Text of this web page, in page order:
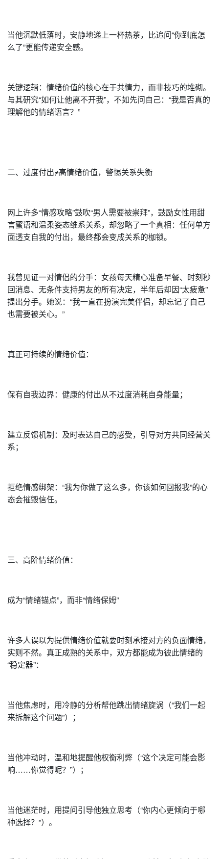
当他沉默低落时，安静地递上一杯热茶，比追问“你到底怎
么了”更能传递安全感。
关键逻辑：情绪价值的核心在于共情力，而非技巧的堆砌。
与其研究“如何让他离不开我”，不如先问自己：“我是否真的
理解他的情绪语言？”
二、过度付出≠高情绪价值，警惕关系失衡
网上许多“情感攻略”鼓吹“男人需要被崇拜”，鼓励女性用甜
言蜜语和温柔姿态维系关系，却忽略了一个真相：任何单方
面透支自我的付出，最终都会变成关系的枷锁。
我曾见证一对情侣的分手：女孩每天精心准备早餐、时刻秒
回消息、无条件支持男友的所有决定，半年后却因“太疲惫”
提出分手。她说：“我一直在扮演完美伴侣，却忘记了自己
也需要被关心。”
真正可持续的情绪价值：
保有自我边界：健康的付出从不过度消耗自身能量；
建立反馈机制：及时表达自己的感受，引导对方共同经营关
系；
拒绝情感绑架：“我为你做了这么多，你该如何回报我”的心
态会摧毁信任。
三、高阶情绪价值：
成为“情绪锚点”，而非“情绪保姆”
许多人误以为提供情绪价值就要时刻承接对方的负面情绪，
实则不然。真正成熟的关系中，双方都能成为彼此情绪的
“稳定器”：
当他焦虑时，用冷静的分析帮他跳出情绪旋涡（“我们一起
来拆解这个问题”）；
当他冲动时，温和地提醒他权衡利弊（“这个决定可能会影
响……你觉得呢？”）；
当他迷茫时，用提问引导他独立思考（“你内心更倾向于哪
种选择？”）。